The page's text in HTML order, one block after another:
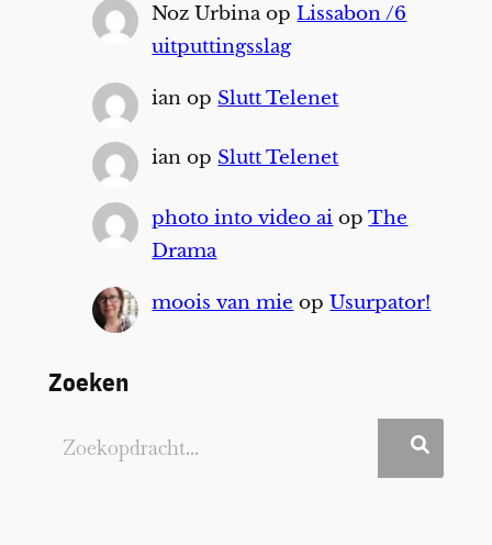
Noz UrbinaopLissabon /6
uitputtingsslag
ian op Slutt Telenet
ian op Slutt Telenet
photo into video ai opThe
Drama
moois van mie opUsurpator!
Zoeken